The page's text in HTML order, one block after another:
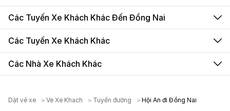
Các Tuyến Xe Khách Khác Đến Đồng Nai
Các Tuyến Xe Khách Khác
Các Nhà Xe Khách Khác
Dặt vé xe Ve Xe Khach Tuyến đường Hội An đi Đồng Nai